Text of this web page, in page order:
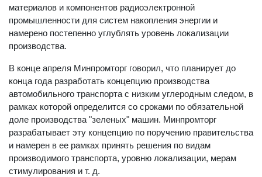
материалов и компонентов радиоэлектронной
промышленности для систем накопления энергии и
намерено постепенно углублять уровень локализации
производства.
В конце апреля Минпромторг говорил, что планирует до
конца года разработать концепцию производства
автомобильного транспорта с низким углеродным следом, в
рамках которой определится со сроками по обязательной
доле производства "зеленых" машин. Минпромторг
разрабатывает эту концепцию по поручению правительства
и намерен в ее рамках принять решения по видам
производимого транспорта, уровню локализации, мерам
стимулирования и т. д.